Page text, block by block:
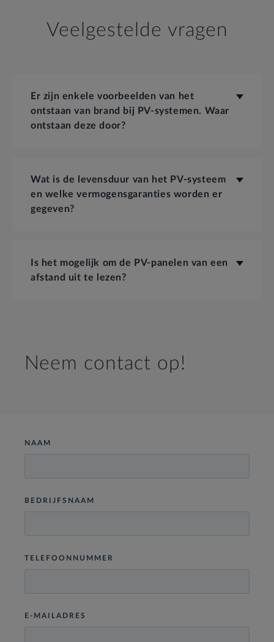
Veelgestelde vragen
Er zijn enkele voorbeelden van het
ontstaan van brand bij PV-systemen. Waar
ontstaan deze door?
Wat is de levensduur van het PV-systeem
en welke vermogensgaranties worden er
gegeven?
Is het mogelijk om de PV-panelen van een
afstand uit te lezen?
Neem contact op!
NAAM
BEDRIJFSNAAM
TELEFOONNUMMER
E-MAILADRES